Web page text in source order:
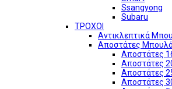
Ssangyong
Subaru
ΤΡΟΧΟΙ
Αντικλεπτικά
Αποστάτες
Αποστάτες
Αποστάτες
Αποστάτες
Αποστάτες